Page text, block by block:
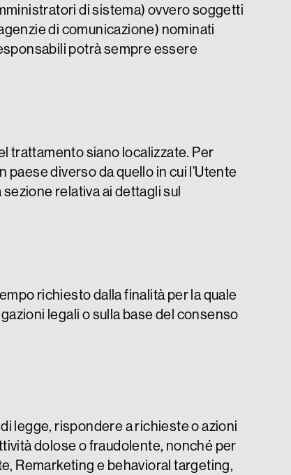
di sistema) ovvero soggetti
di comunicazione) nominati
potrà sempre essere
trattamento siano localizzate. Per
diverso da quello in cui l’Utente
relativa ai dettagli sul
richiesto dalla finalità per la quale
legali o sulla base del consenso
legge, rispondere a richieste o azioni
dolose o fraudolente, nonché per
Remarketing e behavioral targeting,